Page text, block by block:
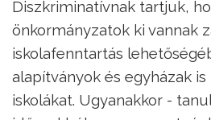
Diszkriminatívnak tartjuk,
önkormányzatok ki vannak
iskolafenntartás
alapítványok és egyházak
iskolákat. Ugyanakkor -